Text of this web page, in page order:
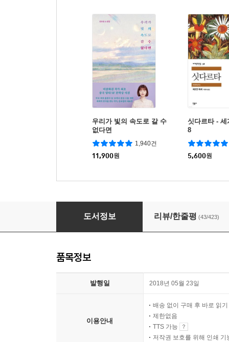
우리가 빛의 속도로 갈 수
없다면
1,940건
11,900원
싯다르타 - 세
8
5,600원
나는 당신이 오래오래 걸었으면 좋겠습니다
도서정보 리뷰/한줄평 (43/423)
품목정보
발행일 2018년 05월 23일
이용안내
배송 없이 구매 후 바로 읽기
제한없음
TTS 가능
저작권 보호를 위해 인쇄 기